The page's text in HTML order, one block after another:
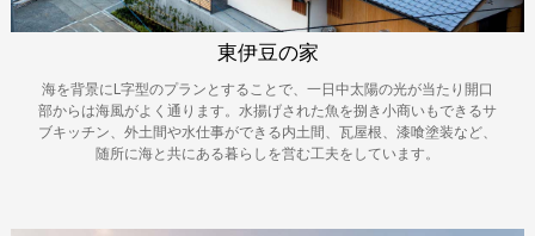
東伊豆の家
海を背景にL字型のプランとすることで、一日中太陽の光が当たり開口
部からは海風がよく通ります。水揚げされた魚を捌き小商いもできるサ
ブキッチン、外土間や水仕事ができる内土間、瓦屋根、漆喰塗装など、
随所に海と共にある暮らしを営む工夫をしています。